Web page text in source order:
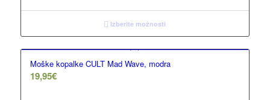
Izberite možnosti
Moške kopalke CULT Mad Wave, modra
19,95€